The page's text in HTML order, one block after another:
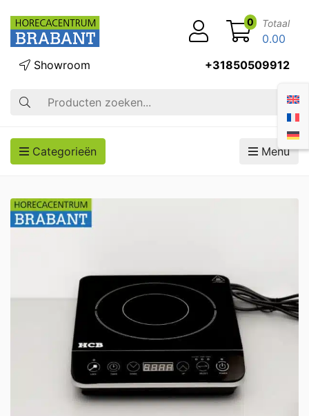
Zoek op
Showroom +31850509912
0 Totaal
0.00
Categorieën Menu